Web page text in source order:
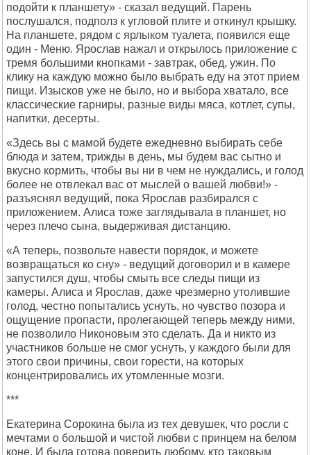
подойти к планшету» - сказал ведущий. Парень
послушался, подполз к угловой плите и откинул крышку.
На планшете, рядом с ярлыком туалета, появился еще
один - Меню. Ярослав нажал и открылось приложение с
тремя большими кнопками - завтрак, обед, ужин. По
клику на каждую можно было выбрать еду на этот прием
пищи. Изысков уже не было, но и выбора хватало, все
классические гарниры, разные виды мяса, котлет, супы,
напитки, десерты.
«Здесь вы с мамой будете ежедневно выбирать себе
блюда и затем, трижды в день, мы будем вас сытно и
вкусно кормить, чтобы вы ни в чем не нуждались, и голод
более не отвлекал вас от мыслей о вашей любви!» -
разъяснял ведущий, пока Ярослав разбирался с
приложением. Алиса тоже заглядывала в планшет, но
через плечо сына, выдерживая дистанцию.
«А теперь, позвольте навести порядок, и можете
возвращаться ко сну» - ведущий договорил и в камере
запустился душ, чтобы смыть все следы пищи из
камеры. Алиса и Ярослав, даже чрезмерно утолившие
голод, честно попытались уснуть, но чувство позора и
ощущение пропасти, пролегающей теперь между ними,
не позволило Никоновым это сделать. Да и никто из
участников больше не смог уснуть, у каждого были для
этого свои причины, свои горести, на которых
концентрировались их утомленные мозги.
***
Екатерина Сорокина была из тех девушек, что росли с
мечтами о большой и чистой любви с принцем на белом
коне. И была готова поверить любому, кто таковым